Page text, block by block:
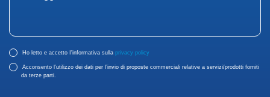
Ho letto e accetto I'informativa sulla privacy policy
Acconsento l’utilizzo dei dati per l’invio di proposte commerciali relative a servizi/prodotti forniti
da terze parti.